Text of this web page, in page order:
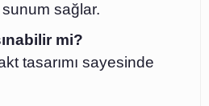
sağlar.
mi?
tasarımı sayesinde